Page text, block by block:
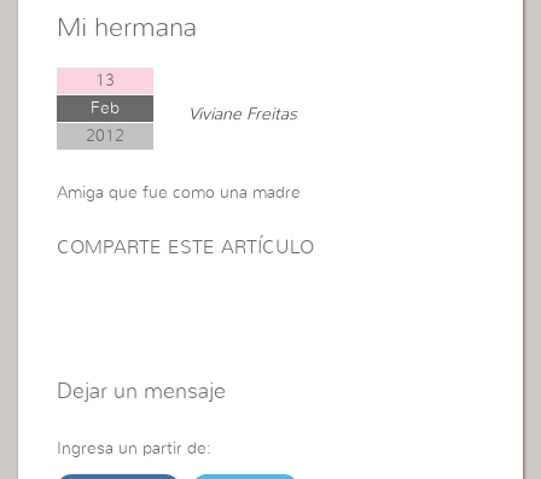
Mi hermana
13
Feb
2012
Viviane Freitas
Amiga que fue como una madre
COMPARTE ESTE ARTÍCULO
Dejar un mensaje
Ingresa un partir de: